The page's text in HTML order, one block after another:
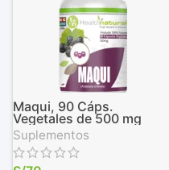
Maqui, 90 Cáps.
Vegetales de 500 mg
Suplementos